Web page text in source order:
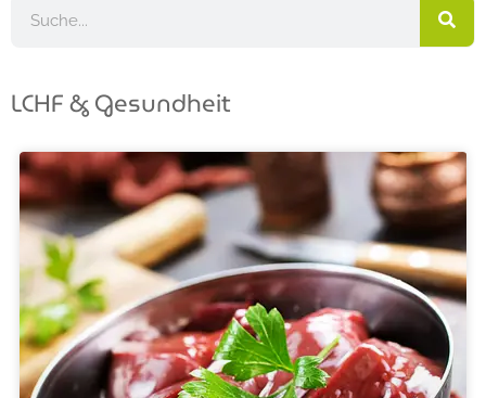
LCHF & Gesundheit